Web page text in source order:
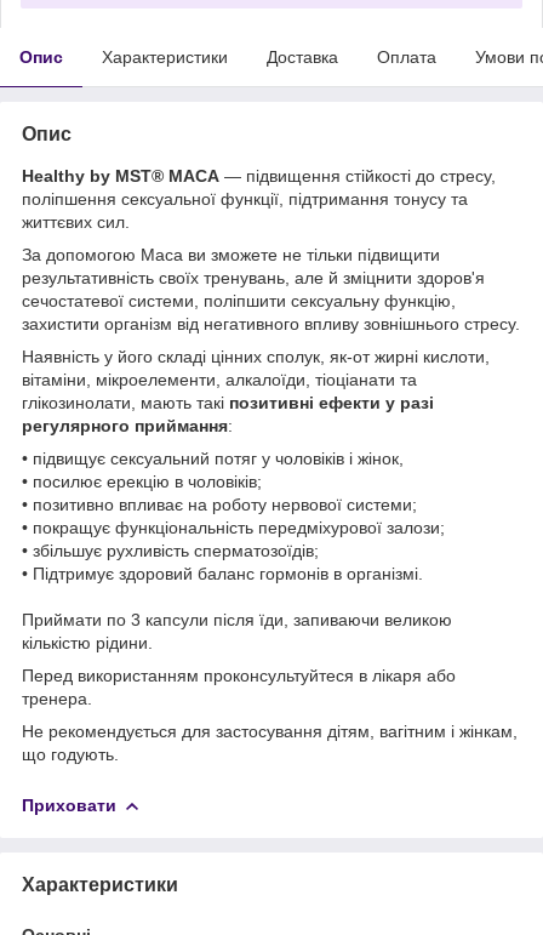
Опис Характеристики Доставка Оплата Умови
Опис
Healthy by MST® MACA — підвищення стійкості до стресу,
поліпшення сексуальної функції, підтримання тонусу та
життєвих сил.
За допомогою Maca ви зможете не тільки підвищити
результативність своїх тренувань, але й зміцнити здоров'я
сечостатевої системи, поліпшити сексуальну функцію,
захистити організм від негативного впливу зовнішнього стресу.
Наявність у його складі цінних сполук, як-от жирні кислоти,
вітаміни, мікроелементи, алкалоїди, тіоціанати та
глікозинолати, мають такі позитивні ефекти у разі
регулярного приймання:
• підвищує сексуальний потяг у чоловіків і жінок,
• посилює ерекцію в чоловіків;
• позитивно впливає на роботу нервової системи;
• покращує функціональність передміхурової залози;
• збільшує рухливість сперматозоїдів;
• Підтримує здоровий баланс гормонів в організмі.
Приймати по 3 капсули після їди, запиваючи великою
кількістю рідини.
Перед використанням проконсультуйтеся в лікаря або
тренера.
Не рекомендується для застосування дітям, вагітним і жінкам,
що годують.
Приховати
Характеристики